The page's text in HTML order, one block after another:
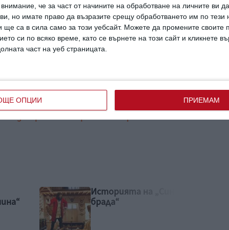
че за част от начините на обработване на личните ви
ви, но имате право да възразите срещу обработването им по тези
ще са в сила само за този уебсайт. Можете да промените своите
си по всяко време, като се върнете на този сайт и кликнете
част на уеб страницата.
ОПЦИИ ПРИЕМАМ
полезнобременнивъпросиотговори
Белият папагал, за
който мечтаело едно